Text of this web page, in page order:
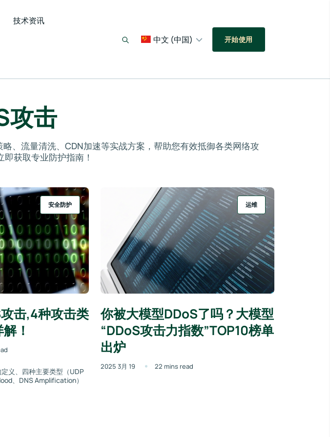
技术资讯
中文 (中国) 开始使用
攻击
、流量清洗、CDN加速等实战方案，帮助您有效抵御各类网络攻
获取专业防护指南！
安全防护
击,4种攻击类
！
义、四种主要类型（UDP
、DNS Amplification）
运维
你被大模型DDoS了吗？大模型
“DDoS攻击力指数”TOP10榜单
出炉
2025 3月 19 22 mins read